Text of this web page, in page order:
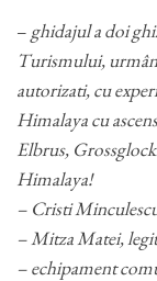
– ghidajul a doi
Turismului,
autorizati, cu
Himalaya cu
Elbrus,
Himalaya!
– Cristi
– Mitza Matei,
– echipament